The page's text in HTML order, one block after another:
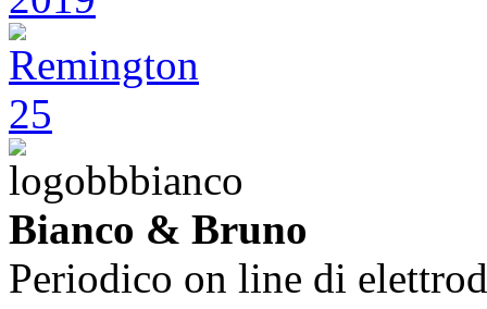
Bianco & Bruno
Periodico on line di